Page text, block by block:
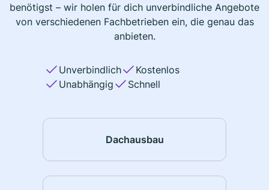
benötigst – wir holen für dich unverbindliche Angebote
von verschiedenen Fachbetrieben ein, die genau das
anbieten.
Unverbindlich
Kostenlos
Unabhängig
Schnell
Dachausbau